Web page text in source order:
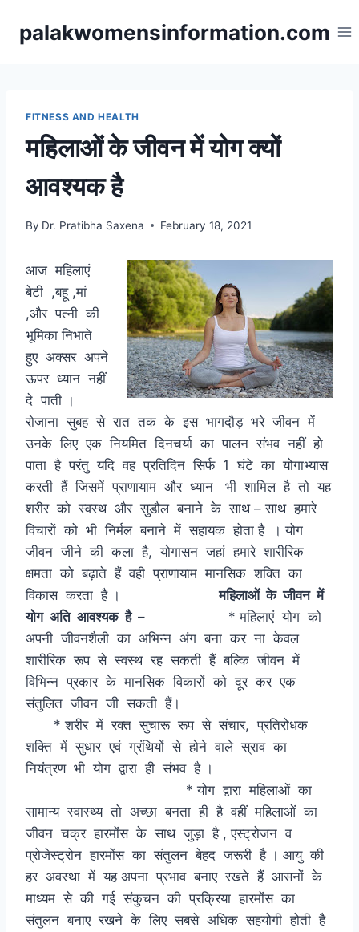
palakwomensinformation.com
FITNESS AND HEALTH
महिलाओं के जीवन में योग क्यों
आवश्यक है
By Dr. Pratibha Saxena February 18, 2021
आज महिलाएं
बेटी ,बहू ,मां
,और पत्नी की
भूमिका निभाते
हुए अक्सर अपने
ऊपर ध्यान नहीं
दे पाती ।
रोजाना सुबह से रात तक के इस भागदौड़ भरे जीवन में
उनके लिए एक नियमित दिनचर्या का पालन संभव नहीं हो
पाता है परंतु यदि वह प्रतिदिन सिर्फ 1 घंटे का योगाभ्यास
करती हैं जिसमें प्राणायाम और ध्यान भी शामिल है तो यह
शरीर को स्वस्थ और सुडौल बनाने के साथ – साथ हमारे
विचारों को भी निर्मल बनाने में सहायक होता है । योग
जीवन जीने की कला है, योगासन जहां हमारे शारीरिक
क्षमता को बढ़ाते हैं वही प्राणायाम मानसिक शक्ति का
विकास करता है ।
महिलाओं के जीवन में
योग अति आवश्यक है –
* महिलाएं योग को
अपनी जीवनशैली का अभिन्न अंग बना कर ना केवल
शारीरिक रूप से स्वस्थ रह सकती हैं बल्कि जीवन में
विभिन्न प्रकार के मानसिक विकारों को दूर कर एक
संतुलित जीवन जी सकती हैं।
* शरीर में रक्त सुचारू रूप से संचार, प्रतिरोधक
शक्ति में सुधार एवं ग्रंथियों से होने वाले स्राव का
नियंत्रण भी योग द्वारा ही संभव है ।
* योग द्वारा महिलाओं का
सामान्य स्वास्थ्य तो अच्छा बनता ही है वहीं महिलाओं का
जीवन चक्र हारमोंस के साथ जुड़ा है , एस्ट्रोजन व
प्रोजेस्ट्रोन हारमोंस का संतुलन बेहद जरूरी है । आयु की
हर अवस्था में यह अपना प्रभाव बनाए रखते हैं आसनों के
माध्यम से की गई संकुचन की प्रक्रिया हारमोंस का
संतुलन बनाए रखने के लिए सबसे अधिक सहयोगी होती है